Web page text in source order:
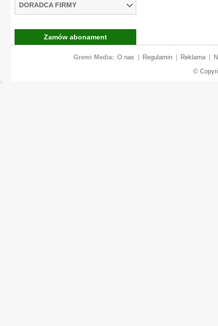
DORADCA FIRMY
Zamów abonament
Gremi Media: O nas Regulamin Reklama
©